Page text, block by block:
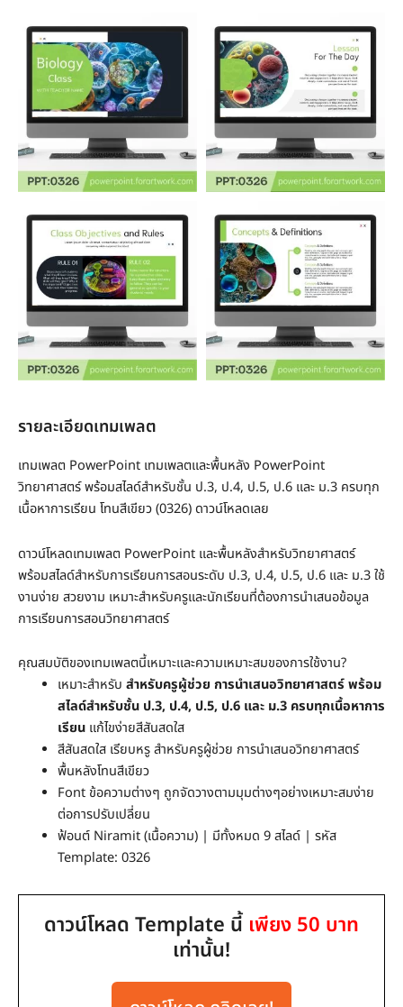
รายละเอียดเทมเพลต
เทมเพลต PowerPoint เทมเพลตและพื้นหลัง PowerPoint
วิทยาศาสตร์ พร้อมสไลด์สำหรับชั้น ป.3, ป.4, ป.5, ป.6 และ ม.3 ครบทุก
เนื้อหาการเรียน โทนสีเขียว (0326) ดาวน์โหลดเลย
ดาวน์โหลดเทมเพลต PowerPoint และพื้นหลังสำหรับวิทยาศาสตร์
พร้อมสไลด์สำหรับการเรียนการสอนระดับ ป.3, ป.4, ป.5, ป.6 และ ม.3 ใช้
งานง่าย สวยงาม เหมาะสำหรับครูและนักเรียนที่ต้องการนำเสนอข้อมูล
การเรียนการสอนวิทยาศาสตร์
คุณสมบัติของเทมเพลตนี้เหมาะและความเหมาะสมของการใช้งาน?
เหมาะสำหรับ สำหรับครูผู้ช่วย การนำเสนอวิทยาศาสตร์ พร้อม
สไลด์สำหรับชั้น ป.3, ป.4, ป.5, ป.6 และ ม.3 ครบทุกเนื้อหาการ
เรียนแก้ไขง่ายสีสันสดใส
สีสันสดใส เรียบหรู สำหรับครูผู้ช่วย การนำเสนอวิทยาศาสตร์
พื้นหลังโทนสีเขียว
Font ข้อความต่างๆ ถูกจัดวางตามมุมต่างๆอย่างเหมาะสมง่าย
ต่อการปรับเปลี่ยน
ฟ้อนต์ Niramit (เนื้อความ) | มีทั้งหมด 9 สไลด์ | รหัส
Template: 0326
ดาวน์โหลด Template นี้ เพียง 50 บาท
เท่านั้น!